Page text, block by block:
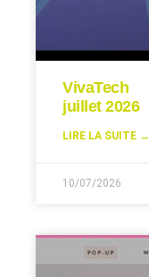
VivaTech
juillet 2026
LIRE LA SUITE →
10/07/2026